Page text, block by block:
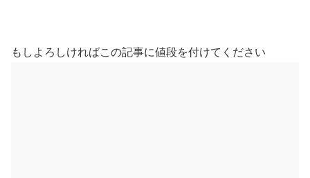
もしよろしければこの記事に値段を付けてください